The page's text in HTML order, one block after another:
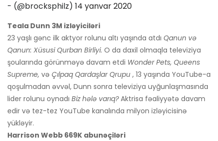
- (@brocksphilz) 14 yanvar 2020
Teala Dunn 3M izləyiciləri
23 yaşlı gənc ilk aktyor rolunu altı yaşında atdı Qanun və
Qanun: Xüsusi Qurban Birliyi. O da daxil olmaqla televiziya
şoularında görünməyə davam etdi Wonder Pets, Queens
Supreme, və Çılpaq Qardaşlar Qrupu , 13 yaşında YouTube-a
qoşulmadan əvvəl, Dunn sonra televiziya uyğunlaşmasında
lider rolunu oynadı Biz hələ varıq?Aktrisa fəaliyyətə davam
edir və tez-tez YouTube kanalında milyon izləyicisinə
yükləyir.
Harrison Webb 669K abunəçiləri